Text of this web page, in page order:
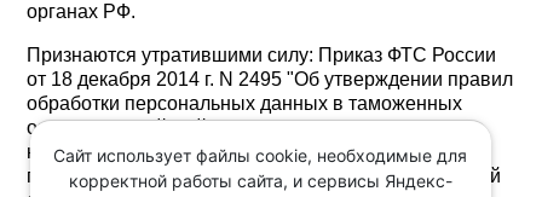
органах РФ.
Признаются утратившими силу: Приказ ФТС России
от 18 декабря 2014 г. N 2495 "Об утверждении правил
обработки персональных данных в таможенных
органах Российской Федерации, организациях,
находящихся в ведении ФТС России,
представительствах (представителями) таможенной
Сайт использует файлы cookie, необходимые для
корректной работы сайта, и сервисы Яндекс-